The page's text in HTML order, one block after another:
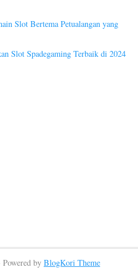
Slot Bertema Petualangan yang
Slot Spadegaming Terbaik di 2024
by BlogKori Theme